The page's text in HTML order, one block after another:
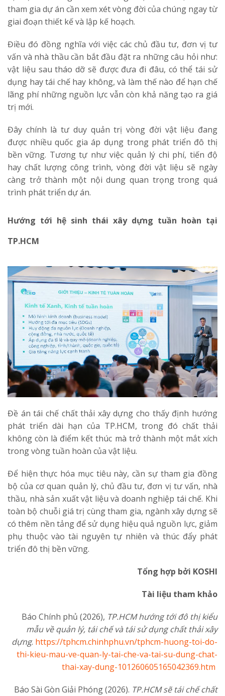
tham gia dự án cần xem xét vòng đời của chúng ngay từ
giai đoạn thiết kế và lập kế hoạch.
Điều đó đồng nghĩa với việc các chủ đầu tư, đơn vị tư
vấn và nhà thầu cần bắt đầu đặt ra những câu hỏi như:
vật liệu sau tháo dỡ sẽ được đưa đi đâu, có thể tái sử
dụng hay tái chế hay không, và làm thế nào để hạn chế
lãng phí những nguồn lực vẫn còn khả năng tạo ra giá
trị mới.
Đây chính là tư duy quản trị vòng đời vật liệu đang
được nhiều quốc gia áp dụng trong phát triển đô thị
bền vững. Tương tự như việc quản lý chi phí, tiến độ
hay chất lượng công trình, vòng đời vật liệu sẽ ngày
càng trở thành một nội dung quan trọng trong quá
trình phát triển dự án.
Hướng tới hệ sinh thái xây dựng tuần hoàn tại
TP.HCM
Đề án tái chế chất thải xây dựng cho thấy định hướng
phát triển dài hạn của TP.HCM, trong đó chất thải
không còn là điểm kết thúc mà trở thành một mắt xích
trong vòng tuần hoàn của vật liệu.
Để hiện thực hóa mục tiêu này, cần sự tham gia đồng
bộ của cơ quan quản lý, chủ đầu tư, đơn vị tư vấn, nhà
thầu, nhà sản xuất vật liệu và doanh nghiệp tái chế. Khi
toàn bộ chuỗi giá trị cùng tham gia, ngành xây dựng sẽ
có thêm nền tảng để sử dụng hiệu quả nguồn lực, giảm
phụ thuộc vào tài nguyên tự nhiên và thúc đẩy phát
triển đô thị bền vững.
Tổng hợp bởi KOSHI
Tài liệu tham khảo
Báo Chính phủ (2026), TP.HCM hướng tới đô thị kiểu
mẫu về quản lý, tái chế và tái sử dụng chất thải xây
dựng. https://tphcm.chinhphu.vn/tphcm-huong-toi-do-
thi-kieu-mau-ve-quan-ly-tai-che-va-tai-su-dung-chat-
thai-xay-dung-101260605165042369.htm
Báo Sài Gòn Giải Phóng (2026). TP.HCM sẽ tái chế chất